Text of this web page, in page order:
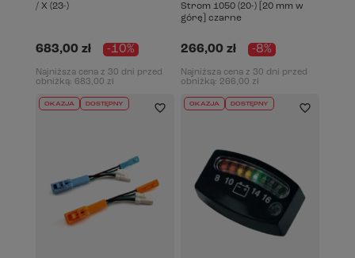
/ X (23-)
683,00 zł -10%
Najniższa cena z 30 dni przed
obniżką: 683,00 zł
Strom 1050 (20-) [20 mm w
górę] czarne
266,00 zł -8%
Najniższa cena z 30 dni przed
obniżką: 266,00 zł
OKAZJA DOSTĘPNY OKAZJA DOSTĘPNY